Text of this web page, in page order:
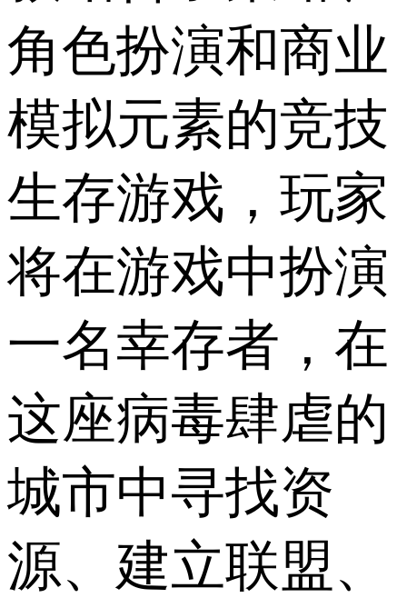
角色扮演和商业
模拟元素的竞技
生存游戏，玩家
将在游戏中扮演
一名幸存者，在
这座病毒肆虐的
城市中寻找资
源、建立联盟、